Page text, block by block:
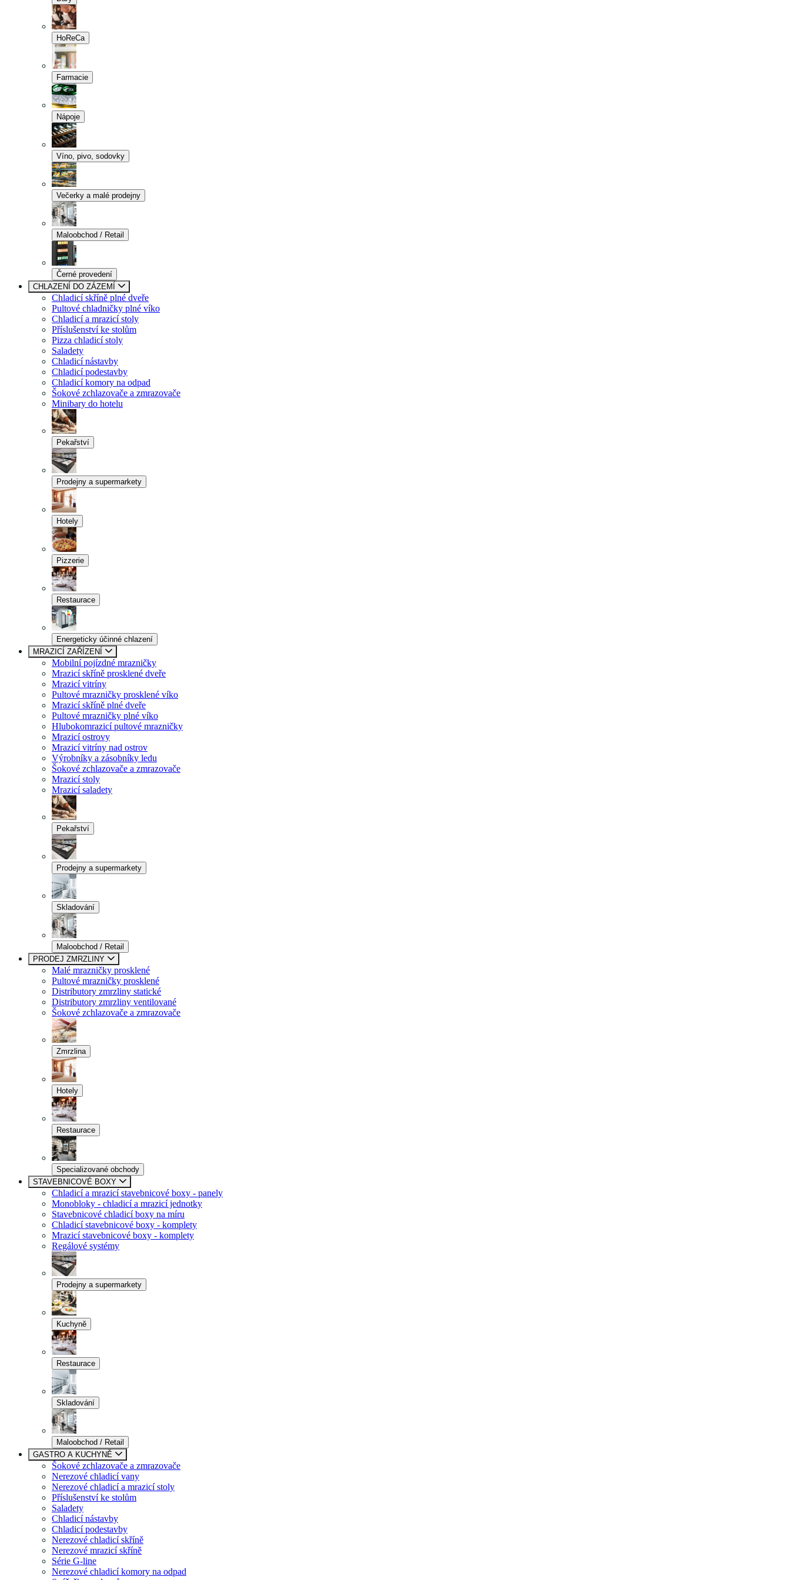
HoReCa
Farmacie
Nápoje
Víno, pivo, sodovky
Večerky a malé prodejny
Maloobchod / Retail
Černé provedení
CHLAZENÍ DO ZÁZEMÍ
Chladicí skříně plné dveře
Pultové chladničky plné víko
Chladicí a mrazicí stoly
Příslušenství ke stolům
Pizza chladicí stoly
Saladety
Chladicí nástavby
Chladicí podestavby
Chladicí komory na odpad
Šokové zchlazovače a zmrazovače
Minibary do hotelu
Pekařství
Prodejny a supermarkety
Hotely
Pizzerie
Restaurace
Energeticky účinné chlazení
MRAZICÍ ZAŘÍZENÍ
Mobilní pojízdné mrazničky
Mrazicí skříně prosklené dveře
Mrazicí vitríny
Pultové mrazničky prosklené víko
Mrazicí skříně plné dveře
Pultové mrazničky plné víko
Hlubokomrazicí pultové mrazničky
Mrazicí ostrovy
Mrazicí vitríny nad ostrov
Výrobníky a zásobníky ledu
Šokové zchlazovače a zmrazovače
Mrazicí stoly
Mrazicí saladety
Pekařství
Prodejny a supermarkety
Skladování
Maloobchod / Retail
PRODEJ ZMRZLINY
Malé mrazničky prosklené
Pultové mrazničky prosklené
Distributory zmrzliny statické
Distributory zmrzliny ventilované
Šokové zchlazovače a zmrazovače
Zmrzlina
Hotely
Restaurace
Specializované obchody
STAVEBNICOVÉ BOXY
Chladicí a mrazicí stavebnicové boxy - panely
Monobloky - chladicí a mrazicí jednotky
Stavebnicové chladicí boxy na míru
Chladicí stavebnicové boxy - komplety
Mrazicí stavebnicové boxy - komplety
Regálové systémy
Prodejny a supermarkety
Kuchyně
Restaurace
Skladování
Maloobchod / Retail
GASTRO A KUCHYNĚ
Šokové zchlazovače a zmrazovače
Nerezové chladicí vany
Nerezové chladicí a mrazicí stoly
Příslušenství ke stolům
Saladety
Chladicí nástavby
Chladicí podestavby
Nerezové chladicí skříně
Nerezové mrazicí skříně
Série G-line
Nerezové chladicí komory na odpad